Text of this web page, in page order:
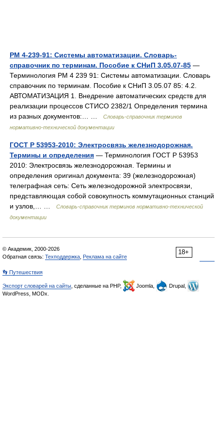
РМ 4-239-91: Системы автоматизации. Словарь-
справочник по терминам. Пособие к СНиП 3.05.07-85 —
Терминология РМ 4 239 91: Системы автоматизации. Словарь
справочник по терминам. Пособие к СНиП 3.05.07 85: 4.2.
АВТОМАТИЗАЦИЯ 1. Внедрение автоматических средств для
реализации процессов СТИСО 2382/1 Определения термина
из разных документов:… …
Словарь-справочник терминов
нормативно-технической документации
ГОСТ Р 53953-2010: Электросвязь железнодорожная.
Термины и определения — Терминология ГОСТ Р 53953
2010: Электросвязь железнодорожная. Термины и
определения оригинал документа: 39 (железнодорожная)
телеграфная сеть: Сеть железнодорожной электросвязи,
представляющая собой совокупность коммутационных станций
и узлов,… …
Словарь-справочник терминов нормативно-технической
документации
18+
© Академик, 2000-2026
Обратная связь: Техподдержка Реклама на сайте
👣 Путешествия
Экспорт словарей на сайты , сделанные на PHP, Joomla,
Drupal,
WordPress, MODx.